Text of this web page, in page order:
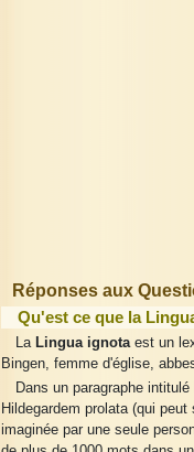
Réponses aux
Qu'est ce que la
La Lingua ignotaest un
Bingen, femme d'église,
Dans un paragraphe intitulé
Hildegardem prolata (qui
imaginée par une seule